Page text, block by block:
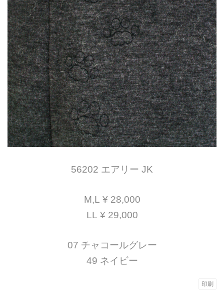
56202 エアリー JK
M,L ¥ 28,000
LL ¥ 29,000
07 チャコールグレー
49 ネイビー
印刷